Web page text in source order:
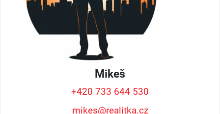
Mikeš
+420 733 644 530
mikes@realitka.cz